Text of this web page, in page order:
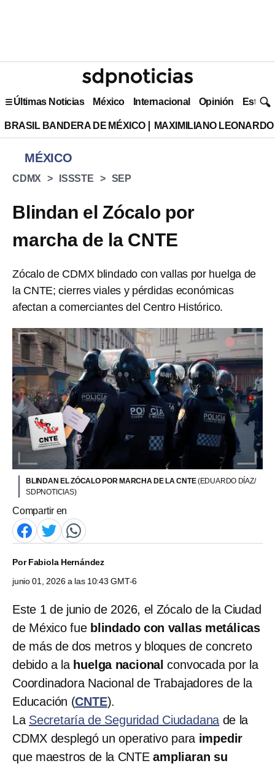
Últimas Noticias México Internacional Opinión Estilo
BRASIL BANDERA DE MÉXICO MAXIMILIANO
MÉXICO
CDMX ISSSTE SEP
Blindan el Zócalo por
marcha de la CNTE
Zócalo de CDMX blindado con vallas por huelga de
la CNTE; cierres viales y pérdidas económicas
afectan a comerciantes del Centro Histórico.
BLINDAN EL ZÓCALO POR MARCHA DE LA CNTE(EDUARDO DÍAZ/
SDPNOTICIAS)
Compartir en
PorFabiola Hernández
junio 01, 2026 a las 10:43 GMT-6
Este 1 de junio de 2026, el Zócalo de la Ciudad
de México fue blindado con vallas metálicas
de más de dos metros y bloques de concreto
debido a la huelga nacional convocada por la
Coordinadora Nacional de Trabajadores de la
Educación (CNTE).
La Secretaría de Seguridad Ciudadana de la
CDMX desplegó un operativo para impedir
que maestros de la CNTEampliaran su